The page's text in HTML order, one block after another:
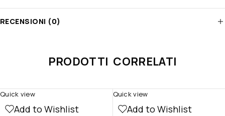
RECENSIONI (0)
PRODOTTI CORRELATI
Add to Wishlist
Quick view
Add to Wishlist
Quick view